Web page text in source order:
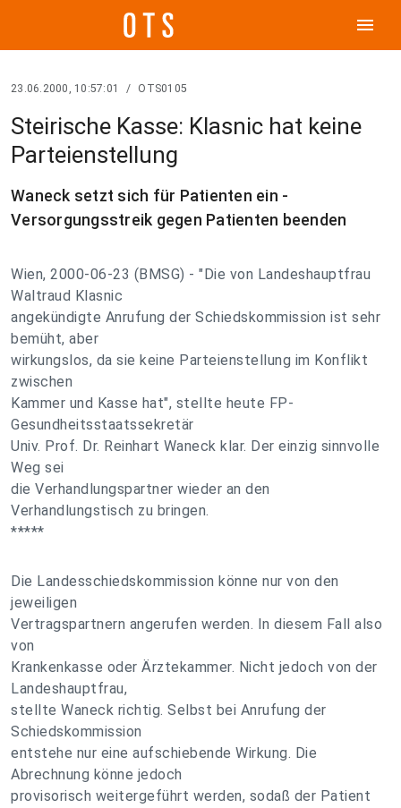
menu
23.06.2000, 10:57:01 / OTS0105
Steirische Kasse: Klasnic hat keine
Parteienstellung
Waneck setzt sich für Patienten ein -
Versorgungsstreik gegen Patienten beenden
Wien, 2000-06-23 (BMSG) - "Die von Landeshauptfrau
Waltraud Klasnic
angekündigte Anrufung der Schiedskommission ist sehr
bemüht, aber
wirkungslos, da sie keine Parteienstellung im Konflikt
zwischen
Kammer und Kasse hat", stellte heute FP-
Gesundheitsstaatssekretär
Univ. Prof. Dr. Reinhart Waneck klar. Der einzig sinnvolle
Weg sei
die Verhandlungspartner wieder an den
Verhandlungstisch zu bringen.
*****
Die Landesschiedskommission könne nur von den
jeweiligen
Vertragspartnern angerufen werden. In diesem Fall also
von
Krankenkasse oder Ärztekammer. Nicht jedoch von der
Landeshauptfrau,
stellte Waneck richtig. Selbst bei Anrufung der
Schiedskommission
entstehe nur eine aufschiebende Wirkung. Die
Abrechnung könne jedoch
provisorisch weitergeführt werden, sodaß der Patient